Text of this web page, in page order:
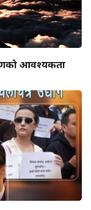
आवश्यकता